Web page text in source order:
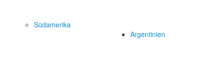
Südamerika
Argentinien